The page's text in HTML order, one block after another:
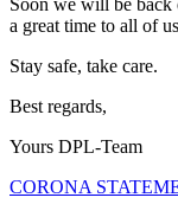
Soon we will be
a great time to all of
Stay safe, take care.
Best regards,
Yours DPL-Team
CORONA